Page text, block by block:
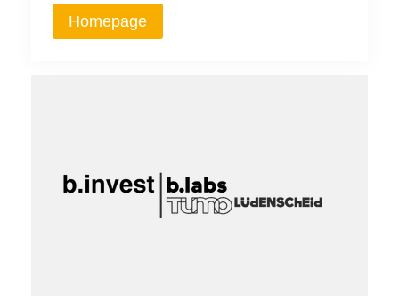
Homepage